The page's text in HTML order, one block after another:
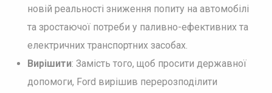
новій реальності зниження попиту на автомобілі
та зростаючої потреби у паливно-ефективних та
електричних транспортних засобах.
Вирішити: Замість того, щоб просити державної
допомоги, Ford вирішив перерозподілити